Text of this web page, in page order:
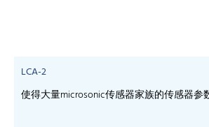
LCA-2
使得大量microsonic传感器家族的传感器参